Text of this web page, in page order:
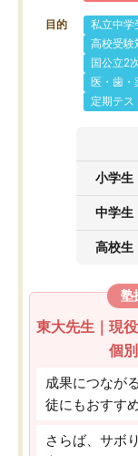
目的 私立中学
高校受験
国公立2
医・歯・
定期テス
小学生
中学生
高校生
塾
東大先生｜現
個
成果につなが
徒にもおすす
さらば、サボ